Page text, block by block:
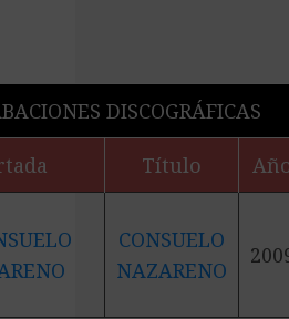
DISCOGRÁFICAS
Título
CONSUELO
NAZARENO